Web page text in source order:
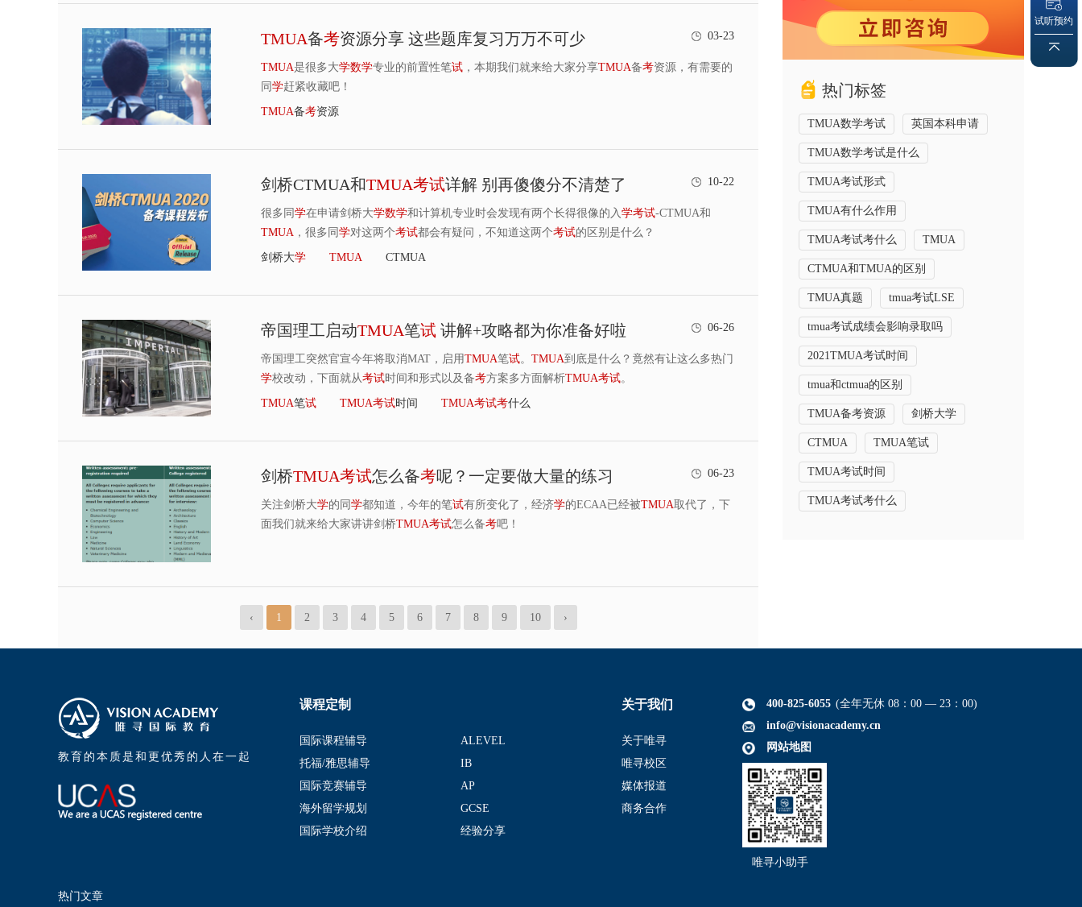
TMUA备考资源分享 这些题库复习万万不可少 03-23
TMUA是很多大学数学专业的前置性笔试 ，本期我们就来给大家分享TMUA备考资源，有需要的
同 学赶紧收藏吧！
TMUA备考资源
剑桥CTMUA和TMUA考试详解 别再傻傻分不清楚了 10-22
很多同 学在申请剑桥大学数学和计算机专业时会发现有两个长得很像的入学考试-CTMUA和
TMUA ，很多同 学对这两个考试都会有疑问，不知道这两个考试的区别是什么？
剑桥大学 TMUA CTMUA
帝国理工启动TMUA笔试 讲解+攻略都为你准备好啦 06-26
帝国理工突然官宣今年将取消MAT，启用TMUA笔试。 TMUA到底是什么？竟然有让这么多热门
学校改动，下面就从考试时间和形式以及备考方案多方面解析TMUA考试。
TMUA笔试 TMUA考试时间 TMUA考试考什么
剑桥TMUA考试怎么备考呢？一定要做大量的练习 06-23
关注剑桥大学的同 学都知道，今年的笔试有所变化了，经济学的ECAA已经被TMUA取代了，下
面我们就来给大家讲讲剑桥TMUA考试怎么备考吧！
‹ 1 2 3 4 5 6 7 8 9 10 ›
热门标签
TMUA数学考试 英国本科申请
TMUA数学考试是什么
TMUA考试形式
TMUA有什么作用
TMUA考试考什么 TMUA
CTMUA和TMUA的区别
TMUA真题 tmua考试LSE
tmua考试成绩会影响录取吗
2021TMUA考试时间
tmua和ctmua的区别
TMUA备考资源 剑桥大学
CTMUA TMUA笔试
TMUA考试时间
​TMUA考试考什么
教育的本质是和更优秀的人在一起
课程定制
国际课程辅导
ALEVEL
托福/雅思辅导
IB
国际竞赛辅导
AP
海外留学规划
GCSE
国际学校介绍
经验分享
关于我们
关于唯寻
唯寻校区
媒体报道
商务合作
400-825-6055 (全年无休 08：00 — 23：00)
info@visionacademy.cn
网站地图
唯寻小助手
热门文章
试听预约